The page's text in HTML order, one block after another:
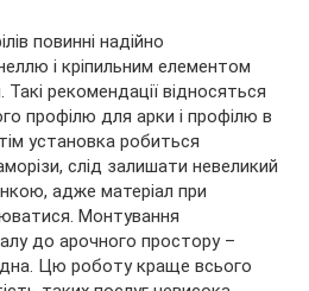
повинні надійно
і кріпильним елементом
рекомендації відносяться
профілю для арки і профілю в
установка робиться
слід залишати невеликий
адже матеріал при
Монтування
до арочного простору –
Цю роботу краще всього